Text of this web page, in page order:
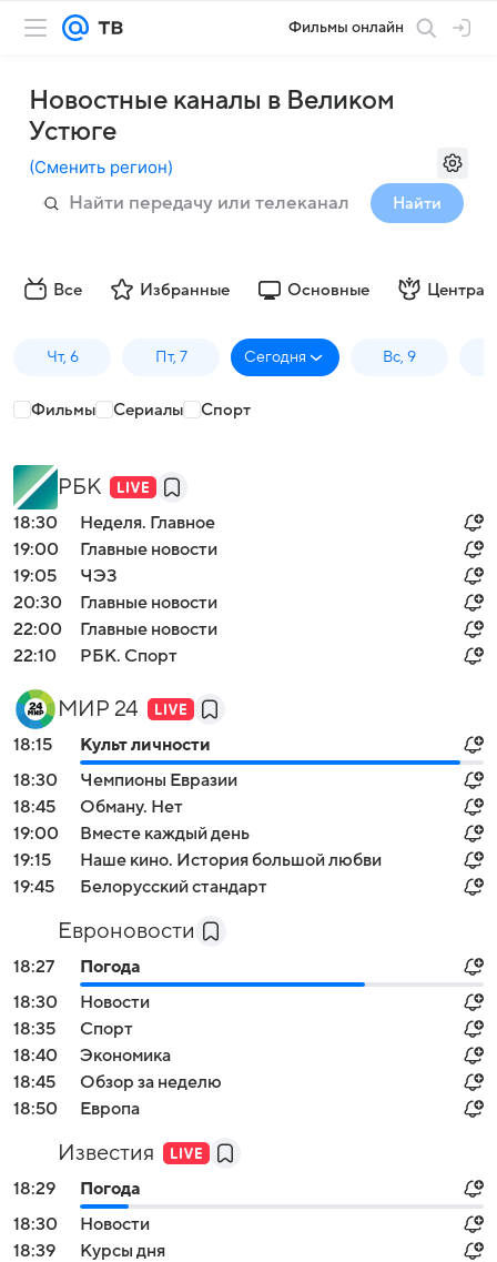
Фильмы онлайн
Новостные каналы в Великом
Устюге
(Сменить регион)
Найти
Все Избранные Основные
Чт, 6 Пт, 7 Сегодня Вс, 9
Фильмы Сериалы Спорт
РБК
18:30
Неделя. Главное
19:00
Главные новости
19:05
ЧЭЗ
20:30
Главные новости
22:00
Главные новости
22:10
РБК. Спорт
МИР 24
18:15
Культ личности
18:30
Чемпионы Евразии
18:45
Обману. Нет
19:00
Вместе каждый день
19:15
Наше кино. История большой любви
19:45
Белорусский стандарт
Евроновости
18:27
Погода
18:30
Новости
18:35
Спорт
18:40
Экономика
18:45
Обзор за неделю
18:50
Европа
Известия
18:29
Погода
18:30
Новости
18:39
Курсы дня